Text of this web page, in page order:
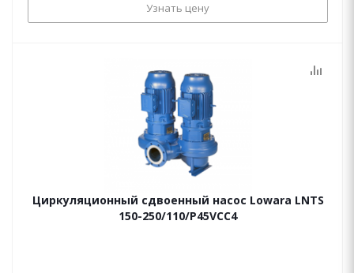
Узнать цену
Циркуляционный сдвоенный насос Lowara LNTS
150-250/110/P45VCC4